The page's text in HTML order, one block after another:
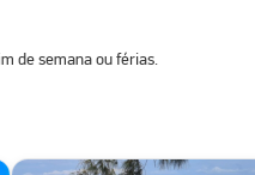
de semana ou férias.